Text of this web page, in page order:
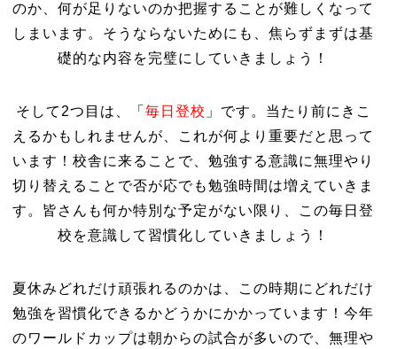
のか、何が足りないのか把握することが難しくなって
しまいます。そうならないためにも、焦らずまずは基
礎的な内容を完璧にしていきましょう！
そして2つ目は、「 毎日登校 」です。当たり前にきこ
えるかもしれませんが、これが何より重要だと思って
います！校舎に来ることで、勉強する意識に無理やり
切り替えることで否が応でも勉強時間は増えていきま
す。皆さんも何か特別な予定がない限り、この毎日登
校を意識して習慣化していきましょう！
夏休みどれだけ頑張れるのかは、この時期にどれだけ
勉強を習慣化できるかどうかにかかっています！今年
のワールドカップは朝からの試合が多いので、無理や